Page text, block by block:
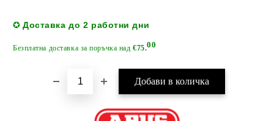
✪ Доставка до 2 работни дни
Безплатна доставка за поръчка над€75.00